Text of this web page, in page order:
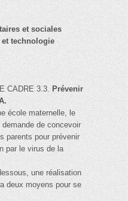
et sociales
et technologie
CADRE 3.3.Prévenir
école maternelle, le
de concevoir
parents pour prévenir
par le virus de la
une réalisation
deux moyens pour se